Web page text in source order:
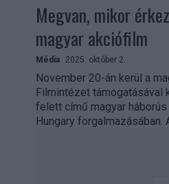
Megvan, mikor
magyar akciófilm
Média 2025. október 2.
November 20-án kerül a
Filmintézet támogatásával
felett című magyar háborús
Hungary forgalmazásában.